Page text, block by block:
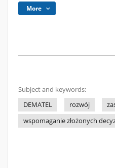
More
Subject and keywords:
DEMATEL
rozwój
wspomaganie złożonych